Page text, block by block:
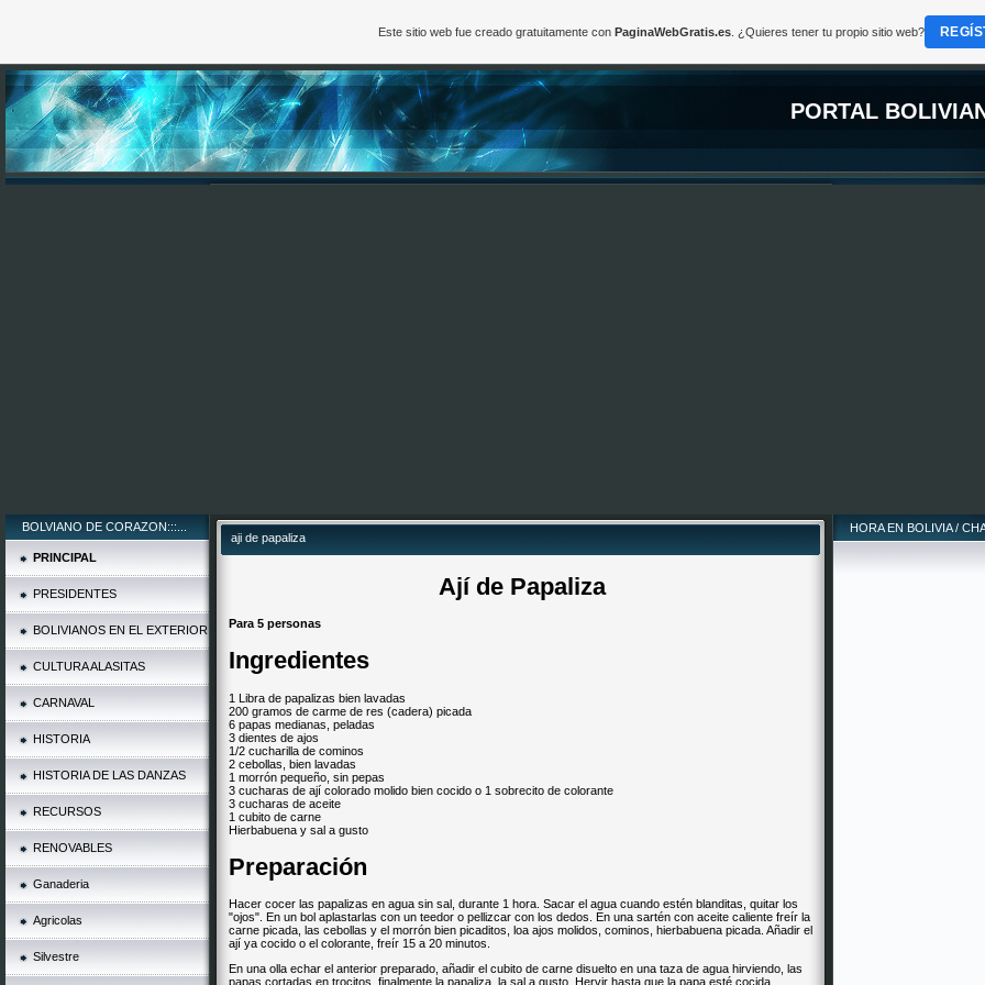
PORTAL
BOLVIANO DE CORAZON:::...
PRINCIPAL
PRESIDENTES
BOLIVIANOS EN EL EXTERIOR
CULTURA ALASITAS
CARNAVAL
HISTORIA
HISTORIA DE LAS DANZAS
RECURSOS
RENOVABLES
Ganaderia
Agricolas
Silvestre
aji de papaliza
Ají de Papaliza
Para 5 personas
Ingredientes
1 Libra de papalizas bien lavadas
200 gramos de carme de res (cadera) picada
6 papas medianas, peladas
3 dientes de ajos
1/2 cucharilla de cominos
2 cebollas, bien lavadas
1 morrón pequeño, sin pepas
3 cucharas de ají colorado molido bien cocido o 1 sobrecito de colorante
3 cucharas de aceite
1 cubito de carne
Hierbabuena y sal a gusto
Preparación
Hacer cocer las papalizas en agua sin sal, durante 1 hora. Sacar el agua cuando estén blanditas, quitar los
"ojos". En un bol aplastarlas con un te­edor o pellizcar con los dedos. En una sartén con aceite caliente freír la
carne picada, las cebollas y el morrón bien picaditos, loa ajos molidos, cominos, hierbabuena picada. Añadir el
ají ya cocido o el colorante, freír 15 a 20 minutos.
En una olla echar el anterior preparado, añadir el cubito de carne disuelto en una taza de agua hirviendo, las
papas cortadas en trocitos, finalmente la papaliza, la sal a gusto. Hervir hasta que la papa esté cocida.
HORA EN BOLIVIA /
Este sitio web fue creado gratuitamente con PaginaWebGratis.es. ¿Quieres tener tu propio sitio web?